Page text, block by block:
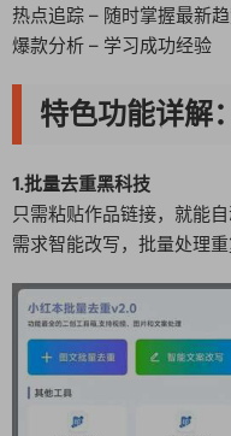
热点追踪 – 随时掌握最新
爆款分析 – 学习成功经验
特色功能详解：
1.批量去重黑科技
只需粘贴作品链接，就能
需求智能改写，批量处理